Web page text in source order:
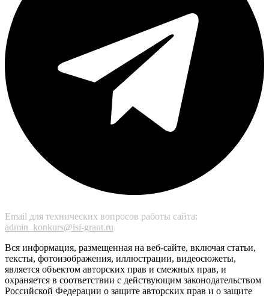
Email для технических вопросов работы сайта:
admin_konkurs@isi-grant.ru
Вся информация, размещенная на веб-сайте, включая статьи,
тексты, фотоизображения, иллюстрации, видеосюжеты,
является объектом авторских прав и смежных прав, и
охраняется в соответствии с действующим законодательством
Российской Федерации о защите авторских прав и о защите